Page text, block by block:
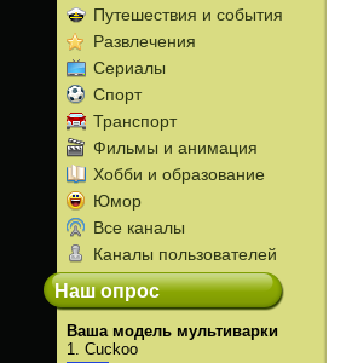
Путешествия и события
Развлечения
Сериалы
Спорт
Транспорт
Фильмы и анимация
Хобби и образование
Юмор
Все каналы
Каналы пользователей
Наш опрос
Ваша модель мультиварки
1. Cuckoo